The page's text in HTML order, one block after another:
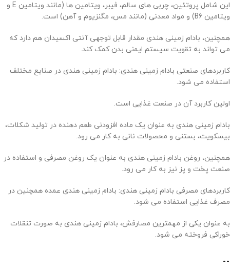
این شامل پروتئین، چربی های سالم، فیبر، ویتامین ها (مانند ویتامین E و
ویتامین B6) و مواد معدنی (مانند مس، مگنزیوم و آهن) است.
همچنین، بادام زمینی هندی مقدار قابل توجهی آنتی اکسیدان هم دارد که
می تواند به تقویت سیستم ایمنی بدن کمک کند.
کاربردهای صنعتی بادام زمینی هندی: بادام زمینی هندی در صنایع مختلف
استفاده می شود.
اولین کاربرد آن در صنعت غذایی است.
بادام زمینی هندی به عنوان یک ماده افزودنی طعم دهنده در تولید شکلات،
بیسکویت، بستنی و محصولات نانی به کار می رود.
همچنین، روغن بادام زمینی هندی به عنوان یک روغن مصرفی و استفاده در
صنعت پخت و پز نیز به کار می رود.
کاربردهای مصرفی بادام زمینی هندی: بادام زمینی هندی عمده همچنین در
مصرف غذایی استفاده می شود.
به عنوان یکی از مهمترین مصارفش، بادام زمینی هندی به صورت تنقلات
خوراکی فروخته می شود.
..